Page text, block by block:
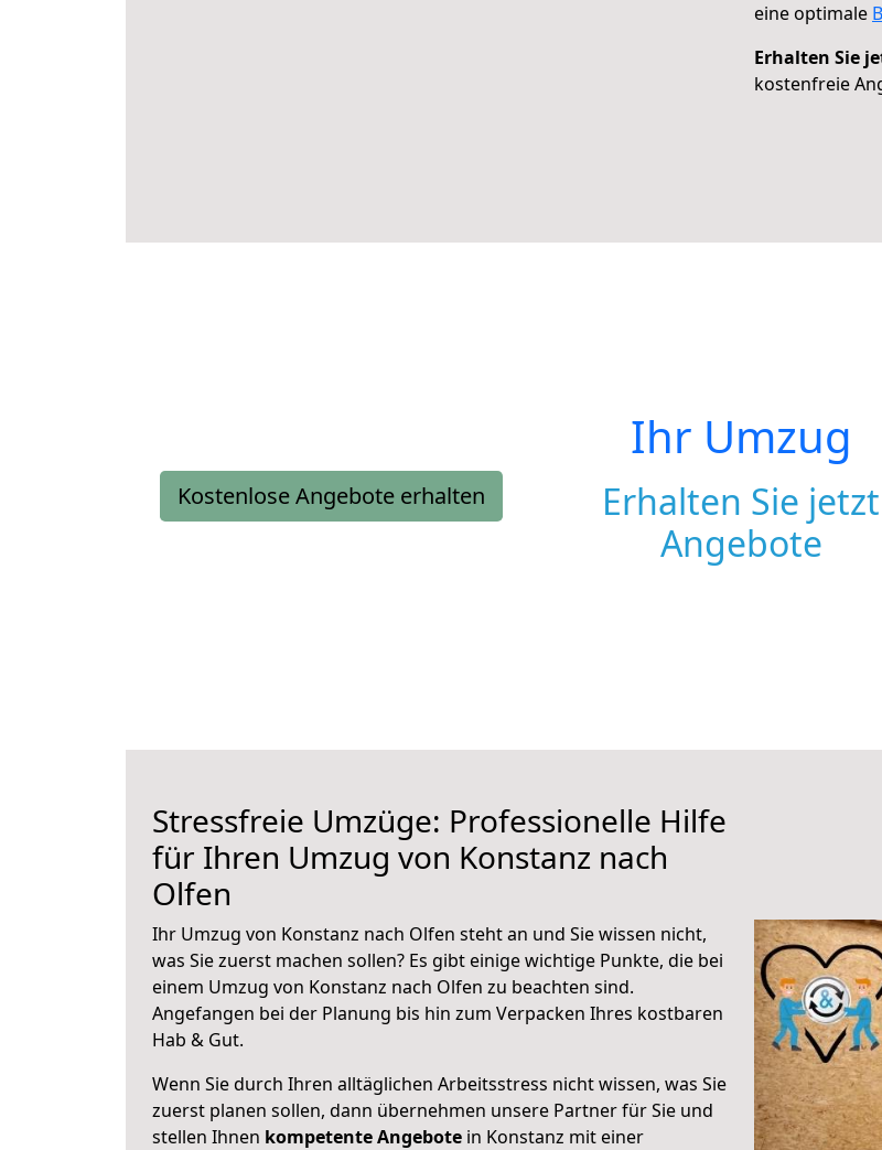
eine optimale
Erhalten Sie
kostenfreie
Kostenlose Angebote erhalten
Ihr Umzug
Erhalten Sie jetzt
Angebote
Stressfreie Umzüge: Professionelle Hilfe
für Ihren Umzug von Konstanz nach
Olfen
Ihr Umzug von Konstanz nach Olfen steht an und Sie wissen nicht,
was Sie zuerst machen sollen? Es gibt einige wichtige Punkte, die bei
einem Umzug von Konstanz nach Olfen zu beachten sind.
Angefangen bei der Planung bis hin zum Verpacken Ihres kostbaren
Hab & Gut.
Wenn Sie durch Ihren alltäglichen Arbeitsstress nicht wissen, was Sie
zuerst planen sollen, dann übernehmen unsere Partner für Sie und
stellen Ihnen kompetente Angebote in Konstanz mit einer